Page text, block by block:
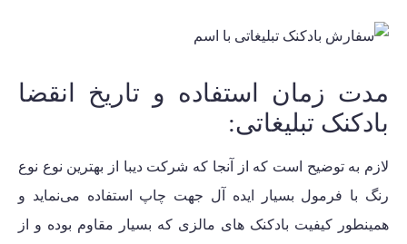
مدت زمان استفاده و تاریخ انقضا
بادکنک تبلیغاتی:
لازم به توضیح است که از آنجا که شرکت دیبا از بهترین نوع نوع
رنگ با فرمول بسیار ایده آل جهت چاپ استفاده می‌نماید و
همینطور کیفیت بادکنک های مالزی که بسیار مقاوم بوده و از